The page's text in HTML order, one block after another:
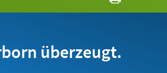
überzeugt.